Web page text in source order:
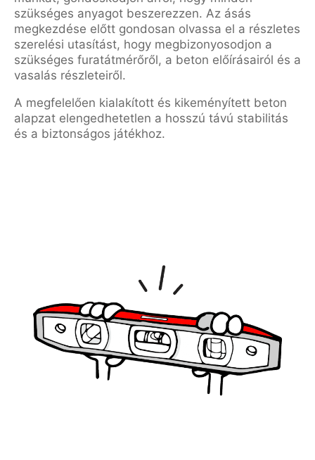
szükséges anyagot beszerezzen. Az ásás
megkezdése előtt gondosan olvassa el a részletes
szerelési utasítást, hogy megbizonyosodjon a
szükséges furatátmérőről, a beton előírásairól és a
vasalás részleteiről.
A megfelelően kialakított és kikeményített beton
alapzat elengedhetetlen a hosszú távú stabilitás
és a biztonságos játékhoz.